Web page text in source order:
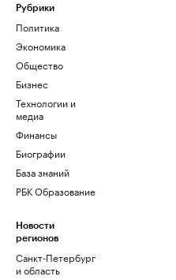
Рубрики
Политика
Экономика
Общество
Бизнес
Технологии и
медиа
Финансы
Биографии
База знаний
РБК Образование
Новости
регионов
Санкт-Петербург
и область